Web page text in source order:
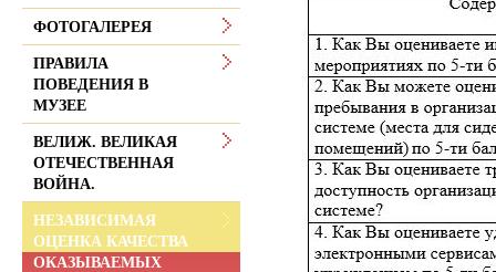
ФОТОГАЛЕРЕЯ
ПРАВИЛА
ПОВЕДЕНИЯ В
МУЗЕЕ
ВЕЛИЖ. ВЕЛИКАЯ
ОТЕЧЕСТВЕННАЯ
ВОЙНА.
НЕЗАВИСИМАЯ
ОЦЕНКА КАЧЕСТВА
ОКАЗЫВАЕМЫХ